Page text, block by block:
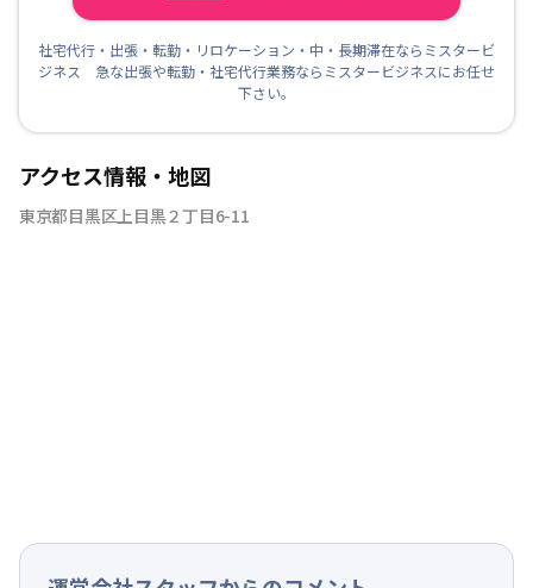
社宅代行・出張・転勤・リロケーション・中・長期滞在ならミスタービ
ジネス 急な出張や転勤・社宅代行業務ならミスタービジネスにお任せ
下さい。
アクセス情報・地図
東京都目黒区上目黒２丁目6-11